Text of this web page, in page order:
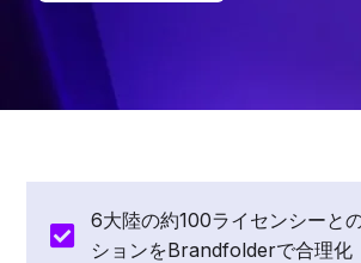
6大陸の約100ライセンシーと
ションをBrandfolderで合理化